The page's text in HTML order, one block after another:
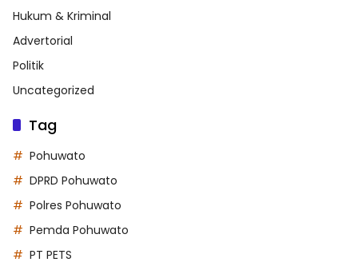
Hukum & Kriminal
Advertorial
Politik
Uncategorized
Tag
Pohuwato
DPRD Pohuwato
Polres Pohuwato
Pemda Pohuwato
PT PETS